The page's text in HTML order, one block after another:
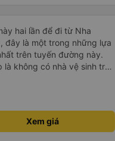
hai lần để đi từ Nha
đây là một trong những lựa
trên tuyến đường này.
không có nhà vệ sinh trên
một hành trình dài
khoảng một tiếng,
cho tôi, nên tôi không
Xem giá